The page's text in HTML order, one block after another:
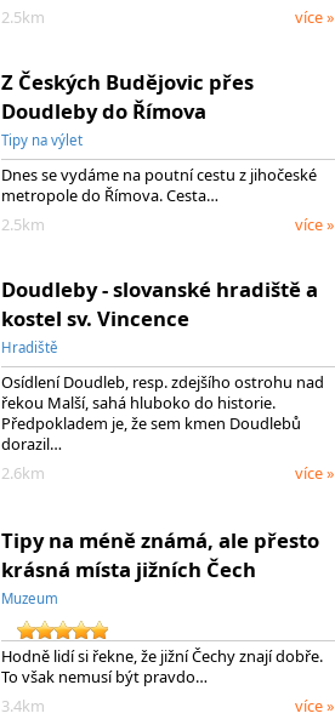
2.5km
více »
Z Českých Budějovic přes
Doudleby do Římova
Tipy na výlet
Dnes se vydáme na poutní cestu z jihočeské
metropole do Římova. Cesta…
2.5km
více »
Doudleby - slovanské hradiště a
kostel sv. Vincence
Hradiště
Osídlení Doudleb, resp. zdejšího ostrohu nad
řekou Malší, sahá hluboko do historie.
Předpokladem je, že sem kmen Doudlebů
dorazil…
2.6km
více »
Tipy na méně známá, ale přesto
krásná místa jižních Čech
Muzeum
Hodně lidí si řekne, že jižní Čechy znají dobře.
To však nemusí být pravdo…
3.4km
více »